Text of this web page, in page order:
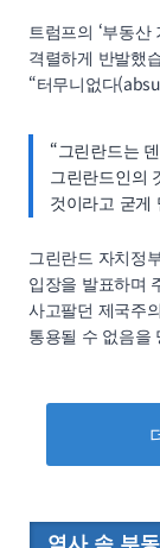
트럼프의 ‘부동
격렬하게 반발했
“터무니없다
“그린란드는
그린란드인의
것이라고 굳게
그린란드 자치정
입장을 발표하며
사고팔던 제국주
통용될 수 없음을
역사 속 부